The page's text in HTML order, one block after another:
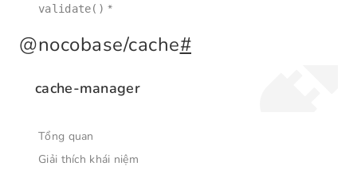
validate() *
@nocobase/cache#
cache-manager
Tổng quan
Giải thích khái niệm